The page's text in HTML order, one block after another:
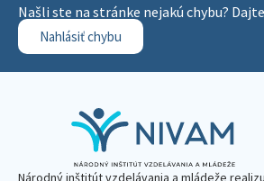
Našli ste na stránke nejakú chybu?
Nahlásiť chybu
Národný inštitút vzdelávania a mládeže